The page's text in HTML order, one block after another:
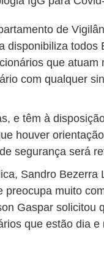
de
disponibiliza todos
que atuam
com qualquer
e têm à
houver
segurança será
Sandro Bezerra
muito
Gaspar solicitou
que estão dia